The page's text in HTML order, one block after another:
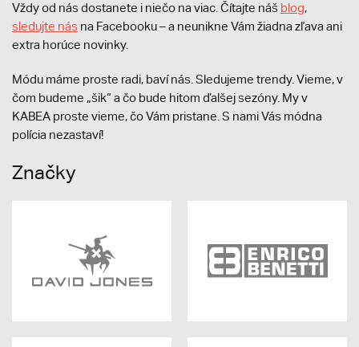
Vždy od nás dostanete i niečo na viac. Čítajte náš blog,
sledujte nás na Facebooku – a neunikne Vám žiadna zľava ani
extra horúce novinky.
Módu máme proste radi, baví nás. Sledujeme trendy. Vieme, v
čom budeme „šik“ a čo bude hitom ďalšej sezóny. My v
KABEA proste vieme, čo Vám pristane. S nami Vás módna
polícia nezastaví!
Značky